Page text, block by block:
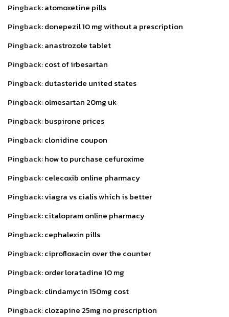
Pingback:atomoxetine pills
Pingback:donepezil 10 mg without a prescription
Pingback:anastrozole tablet
Pingback:cost of irbesartan
Pingback:dutasteride united states
Pingback:olmesartan 20mg uk
Pingback:buspirone prices
Pingback:clonidine coupon
Pingback:how to purchase cefuroxime
Pingback:celecoxib online pharmacy
Pingback:viagra vs cialis which is better
Pingback:citalopram online pharmacy
Pingback:cephalexin pills
Pingback:ciprofloxacin over the counter
Pingback:order loratadine 10 mg
Pingback:clindamycin 150mg cost
Pingback:clozapine 25mg no prescription